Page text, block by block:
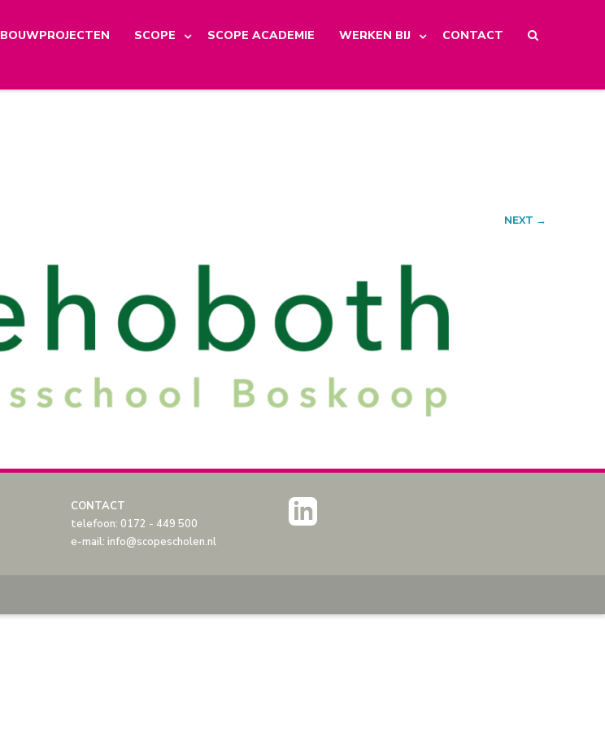
BOUWPROJECTEN SCOPE SCOPE ACADEMIE WERKEN BIJ CONTACT
NEXT →
CONTACT
telefoon: 0172 - 449 500
e-mail: info@scopescholen.nl